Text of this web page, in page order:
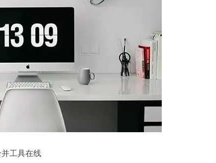
并工具在线